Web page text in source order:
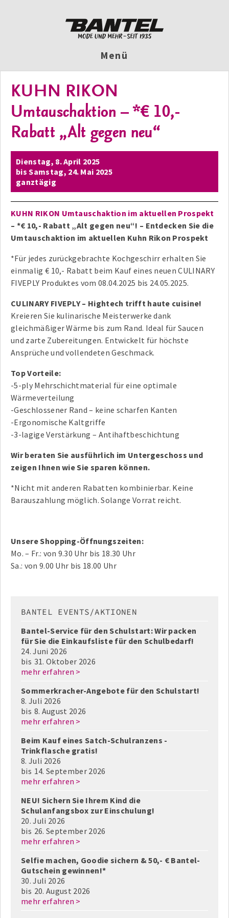
Menü
KUHN RIKON
Umtauschaktion – *€ 10,-
Rabatt „Alt gegen neu“
Dienstag, 8. April 2025
bis Samstag, 24. Mai 2025
ganztägig
KUHN RIKON Umtauschaktion im aktuellen Prospekt
– *€ 10,- Rabatt „Alt gegen neu“! – Entdecken Sie die
Umtauschaktion im aktuellen Kuhn Rikon Prospekt
*Für jedes zurückgebrachte Kochgeschirr erhalten Sie
einmalig € 10,- Rabatt beim Kauf eines neuen CULINARY
FIVEPLY Produktes vom 08.04.2025 bis 24.05.2025.
CULINARY FIVEPLY – Hightech trifft haute cuisine!
Kreieren Sie kulinarische Meisterwerke dank
gleichmäßiger Wärme bis zum Rand. Ideal für Saucen
und zarte Zubereitungen. Entwickelt für höchste
Ansprüche und vollendeten Geschmack.
Top Vorteile:
-5-ply Mehrschichtmaterial für eine optimale
Wärmeverteilung
-Geschlossener Rand – keine scharfen Kanten
-Ergonomische Kaltgriffe
-3-lagige Verstärkung – Antihaftbeschichtung
Wir beraten Sie ausführlich im Untergeschoss und
zeigen Ihnen wie Sie sparen können.
*Nicht mit anderen Rabatten kombinierbar. Keine
Barauszahlung möglich. Solange Vorrat reicht.
Unsere Shopping-Öffnungszeiten:
Mo. – Fr.: von 9.30 Uhr bis 18.30 Uhr
Sa.: von 9.00 Uhr bis 18.00 Uhr
BANTEL EVENTS/AKTIONEN
Bantel-Service für den Schulstart: Wir packen
für Sie die Einkaufsliste für den Schulbedarf!
24. Juni 2026
bis 31. Oktober 2026
mehr erfahren >
Sommerkracher-Angebote für den Schulstart!
8. Juli 2026
bis 8. August 2026
mehr erfahren >
Beim Kauf eines Satch-Schulranzens -
Trinkflasche gratis!
8. Juli 2026
bis 14. September 2026
mehr erfahren >
NEU! Sichern Sie Ihrem Kind die
Schulanfangsbox zur Einschulung!
20. Juli 2026
bis 26. September 2026
mehr erfahren >
Selfie machen, Goodie sichern & 50,- € Bantel-
Gutschein gewinnen!*
30. Juli 2026
bis 20. August 2026
mehr erfahren >